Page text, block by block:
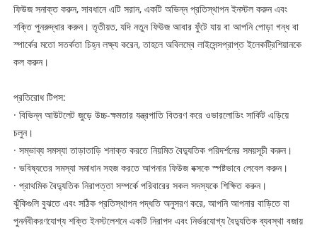
ফিউজ সনাক্ত করুন, সাবধানে এটি সরান, একটি অভিন্ন প্রতিস্থাপন ইনস্টল করুন এবং
শক্তি পুনরুদ্ধার করুন। তৃতীয়ত, যদি নতুন ফিউজ আবার ফুঁটে যায় বা আপনি পোড়া গন্ধ বা
স্পার্কের মতো সতর্কতা চিহ্ন লক্ষ্য করেন, তাহলে অবিলম্বে লাইসেন্সপ্রাপ্ত ইলেকট্রিশিয়ানকে
কল করুন।
প্রতিরোধ টিপস:
· বিভিন্ন আউটলেট জুড়ে উচ্চ-ক্ষমতার যন্ত্রপাতি বিতরণ করে ওভারলোডিং সার্কিট এড়িয়ে
চলুন।
· সম্ভাব্য সমস্যা তাড়াতাড়ি শনাক্ত করতে নিয়মিত বৈদ্যুতিক পরিদর্শনের সময়সূচী করুন।
· ভবিষ্যতের সমস্যা সমাধান সহজ করতে আপনার ফিউজ বক্সকে স্পষ্টভাবে লেবেল করুন।
· প্রাথমিক বৈদ্যুতিক নিরাপত্তা সম্পর্কে পরিবারের সকল সদস্যকে শিক্ষিত করুন।
ঝুঁকিগুলি বুঝতে এবং সঠিক প্রতিস্থাপন পদ্ধতি অনুসরণ করে, আপনি আপনার বাড়িতে বা
পুনর্নবীকরণযোগ্য শক্তি ইনস্টলেশনে একটি নিরাপদ এবং নির্ভরযোগ্য বৈদ্যুতিক ব্যবস্থা বজায়